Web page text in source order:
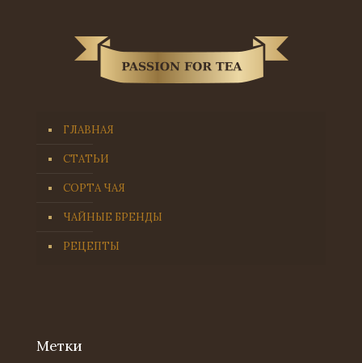
ГЛАВНАЯ
СТАТЬИ
СОРТА ЧАЯ
ЧАЙНЫЕ БРЕНДЫ
РЕЦЕПТЫ
Метки